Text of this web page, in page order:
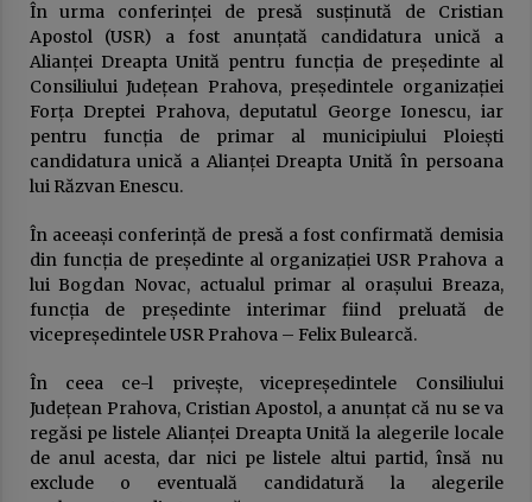
Frustrarea și invidia dintre două lumi ale
muncii: multinaționalele și administrația
publică
23 ianuarie 2026
USR sau cum a fost compromisă ideea de
„alternativă”. Povestea unui eșec anunțat
16 ianuarie 2026
DOCUMENTUL austerităţii. Guvernul taie
salariile, urmează concedieri masive,
concursuri pe post şi indicatori de
performanţă. Apare „lista ruşinii” şi se
dublează alte impozite
14 ianuarie 2026
nevoie de o piață RCA corectă și echilibrată!”
14 octombrie 2025
Președintele Consiliului Județean Prahova,
Virgiliu Nanu, convoacă la consultări liderii
În urma conferinței de presă susținută de Cristian
Apostol (USR) a fost anunțată candidatura unică a
Alianței Dreapta Unită pentru funcția de președinte al
Consiliului Județean Prahova, președintele organizației
Forța Dreptei Prahova, deputatul George Ionescu, iar
pentru funcția de primar al municipiului Ploiești
candidatura unică a Alianței Dreapta Unită în persoana
lui Răzvan Enescu.
În aceeași conferință de presă a fost confirmată demisia
din funcția de președinte al organizației USR Prahova a
lui Bogdan Novac, actualul primar al orașului Breaza,
funcția de președinte interimar fiind preluată de
vicepreședintele USR Prahova – Felix Bulearcă.
În ceea ce-l privește, vicepreședintele Consiliului
Județean Prahova, Cristian Apostol, a anunțat că nu se va
regăsi pe listele Alianței Dreapta Unită la alegerile locale
de anul acesta, dar nici pe listele altui partid, însă nu
exclude o eventuală candidatură la alegerile